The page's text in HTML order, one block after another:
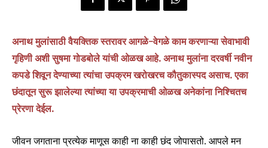
अनाथ मुलांसाठी वैयक्तिक स्तरावर आगळे-वेगळे काम करणाऱ्या सेवाभावी
गृहिणी अशी सुषमा गोडबोले यांची ओळख आहे. अनाथ मुलांना दरवर्षी नवीन
कपडे शिवून देण्याच्या त्यांचा उपक्रम खरोखरच कौतुकास्पद असाच. एका
छंदातून सुरू झालेल्या त्यांच्या या उपक्रमाची ओळख अनेकांना निश्चितच
प्रेरणा देईल.
जीवन जगताना प्रत्येक माणूस काही ना काही छंद जोपासतो. आपले मन